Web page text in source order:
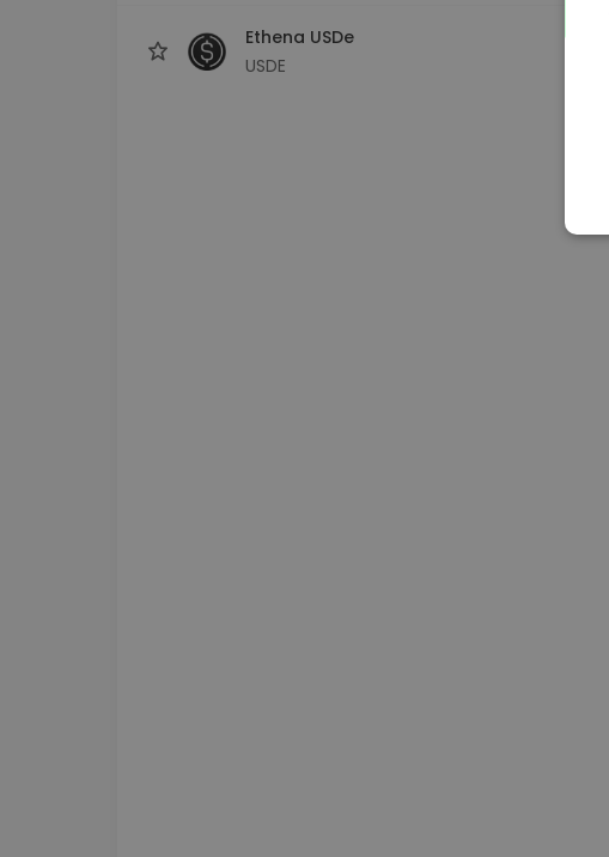
Ethena USDe
USDE